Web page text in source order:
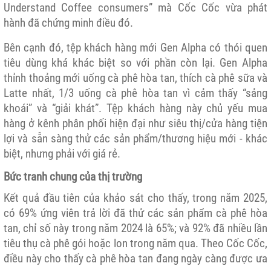
Understand Coffee consumers” mà Cốc Cốc vừa phát
hành đã chứng minh điều đó.
Bên cạnh đó, tệp khách hàng mới Gen Alpha có thói quen
tiêu dùng khá khác biệt so với phần còn lại. Gen Alpha
thỉnh thoảng mới uống cà phê hòa tan, thích cà phê sữa và
Latte nhất, 1/3 uống cà phê hòa tan vì cảm thấy “sảng
khoái” và “giải khát”. Tệp khách hàng này chủ yếu mua
hàng ở kênh phân phối hiện đại như siêu thị/cửa hàng tiện
lợi và sẵn sàng thử các sản phẩm/thương hiệu mới - khác
biệt, nhưng phải với giá rẻ.
Bức tranh chung của thị trường
Kết quả đầu tiên của khảo sát cho thấy, trong năm 2025,
có 69% ứng viên trả lời đã thử các sản phẩm cà phê hòa
tan, chỉ số này trong năm 2024 là 65%; và 92% đã nhiều lần
tiêu thụ cà phê gói hoặc lon trong năm qua. Theo Cốc Cốc,
điều này cho thấy cà phê hòa tan đang ngày càng được ưa